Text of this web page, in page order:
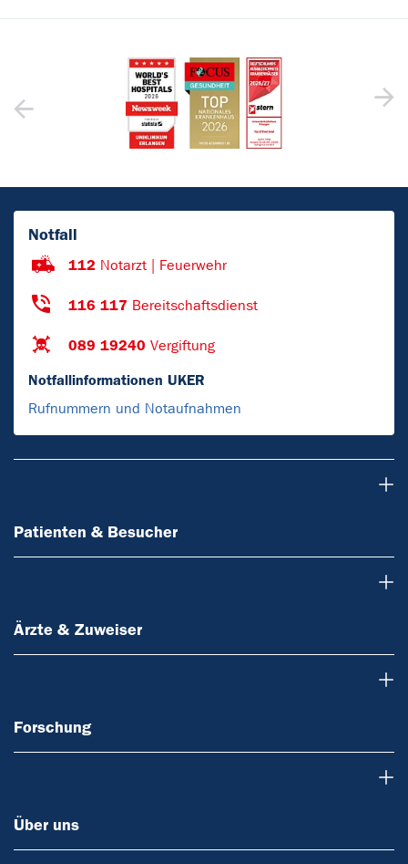
Notfall
112 Notarzt | Feuerwehr
116 117 Bereitschaftsdienst
089 19240 Vergiftung
Notfallinformationen UKER
Rufnummern und Notaufnahmen
Patienten & Besucher
Ärzte & Zuweiser
Forschung
Über uns